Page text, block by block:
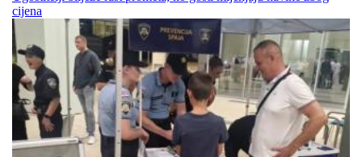
cijena